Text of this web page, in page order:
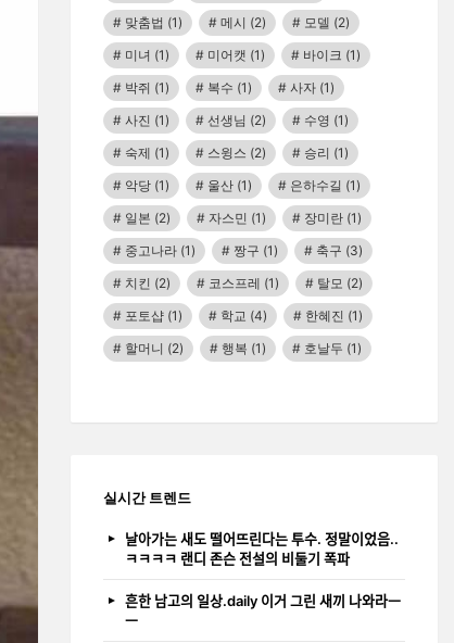
맞춤법 (1) 메시 (2) 모델 (2)
미녀 (1) 미어캣 (1) 바이크 (1)
박쥐 (1) 복수 (1) 사자 (1)
사진 (1) 선생님 (2) 수영 (1)
숙제 (1) 스윙스 (2) 승리 (1)
악당 (1) 울산 (1) 은하수길 (1)
일본 (2) 자스민 (1) 장미란 (1)
중고나라 (1) 짱구 (1) 축구 (3)
치킨 (2) 코스프레 (1) 탈모 (2)
포토샵 (1) 학교 (4) 한혜진 (1)
할머니 (2) 행복 (1) 호날두 (1)
실시간 트렌드
날아가는 새도 떨어뜨린다는 투수. 정말이었음..
ㅋㅋㅋㅋ 랜디 존슨 전설의 비둘기 폭파
흔한 남고의 일상.daily 이거 그린 새끼 나와라ㅡ
ㅡ